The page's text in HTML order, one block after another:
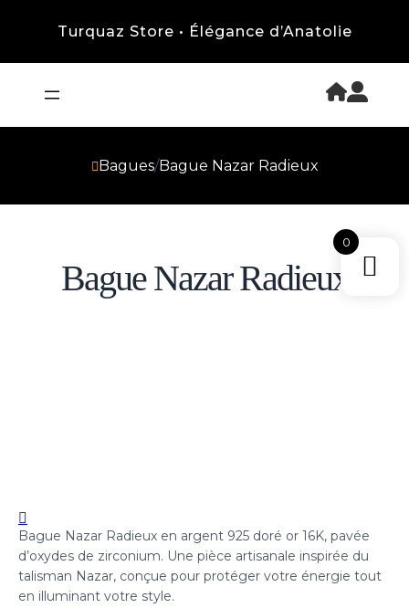
Turquaz Store • Élégance d’Anatolie
Bagues/Bague Nazar Radieux
Bague Nazar Radieux
Bague Nazar Radieux en argent 925 doré or 16K, pavée
d’oxydes de zirconium. Une pièce artisanale inspirée du
talisman Nazar, conçue pour protéger votre énergie tout
en illuminant votre style.
0